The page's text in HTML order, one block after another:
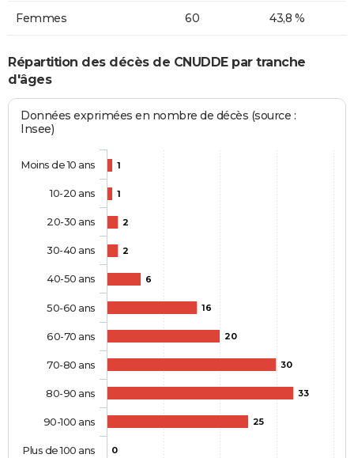
Femmes 60 43,8 %
Répartition des décès de CNUDDE par tranche
d'âges
Données exprimées en nombre de décès (source :
Insee)
1
1
2
2
6
16
20
30
33
25
0
Moins de 10 ans
10-20 ans
20-30 ans
30-40 ans
40-50 ans
50-60 ans
60-70 ans
70-80 ans
80-90 ans
90-100 ans
Plus de 100 ans